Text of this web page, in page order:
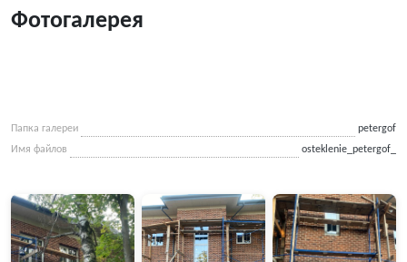
Фотогалерея
Папка галереи
petergof
Имя файлов
osteklenie_petergof_